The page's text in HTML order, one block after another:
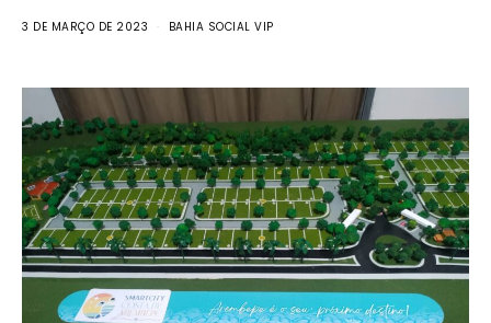
3 DE MARÇO DE 2023 BAHIA SOCIAL VIP